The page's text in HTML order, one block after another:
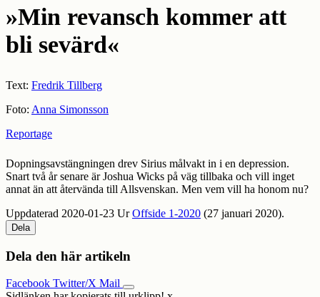
»Min revansch kommer att
bli sevärd«
Text: Fredrik Tillberg
Foto: Anna Simonsson
Reportage
Dopningsavstängningen drev Sirius målvakt in i en depression.
Snart två år senare är Joshua Wicks på väg tillbaka och vill inget
annat än att återvända till Allsvenskan. Men vem vill ha honom nu?
Uppdaterad 2020-01-23 UrOffside 1-2020 (27 januari 2020).
Dela
Dela den här artikeln
Facebook Twitter/X Mail